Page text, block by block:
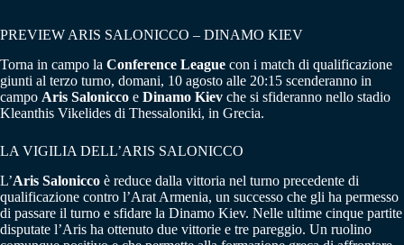
PREVIEW ARIS SALONICCO – DINAMO KIEV
Torna in campo la Conference League con i match di qualificazione
giunti al terzo turno, domani, 10 agosto alle 20:15 scenderanno in
campo Aris Salonicco e Dinamo Kiev che si sfideranno nello stadio
Kleanthis Vikelides di Thessaloniki, in Grecia.
LA VIGILIA DELL’ARIS SALONICCO
L’Aris Salonicco è reduce dalla vittoria nel turno precedente di
qualificazione contro l’Arat Armenia, un successo che gli ha permesso
di passare il turno e sfidare la Dinamo Kiev. Nelle ultime cinque partite
disputate l’Aris ha ottenuto due vittorie e tre pareggio. Un ruolino